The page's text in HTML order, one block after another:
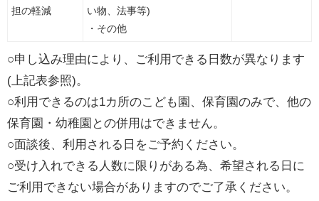
担の軽減
い物、法事等)
・その他
○申し込み理由により、ご利用できる日数が異なります
(上記表参照)。
○利用できるのは1カ所のこども園、保育園のみで、他の
保育園・幼稚園との併用はできません。
○面談後、利用される日をご予約ください。
○受け入れできる人数に限りがある為、希望される日に
ご利用できない場合がありますのでご了承ください。